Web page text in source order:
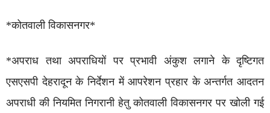
*कोतवाली विकासनगर*
*अपराध तथा अपराधियों पर प्रभावी अंकुश लगाने के दृष्टिगत
एसएसपी देहरादून के निर्देशन में आपरेशन प्रहार के अन्तर्गत आदतन
अपराधी की नियमित निगरानी हेतु कोतवाली विकासनगर पर खोली गई